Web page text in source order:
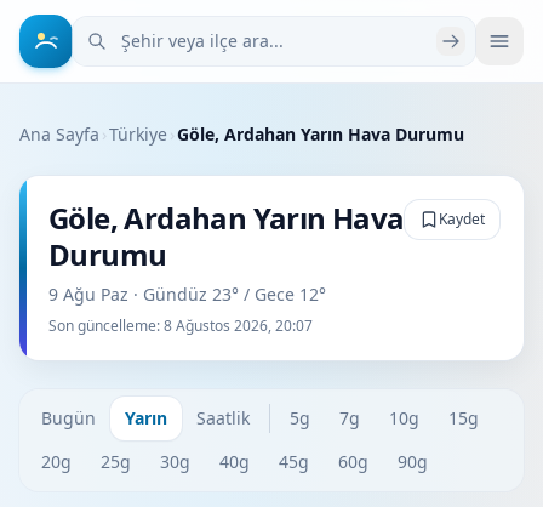
Şehir veya ilçe ara
Ana Sayfa ›Türkiye›Göle, Ardahan Yarın Hava Durumu
Göle, Ardahan Yarın Hava
Durumu
9 Ağu Paz · Gündüz 23° / Gece 12°
Son güncelleme:8 Ağustos 2026, 20:07
Kaydet
Bugün Yarın Saatlik 5g 7g 10g
15g
20g
25g 30g 40g 45g 60g 90g